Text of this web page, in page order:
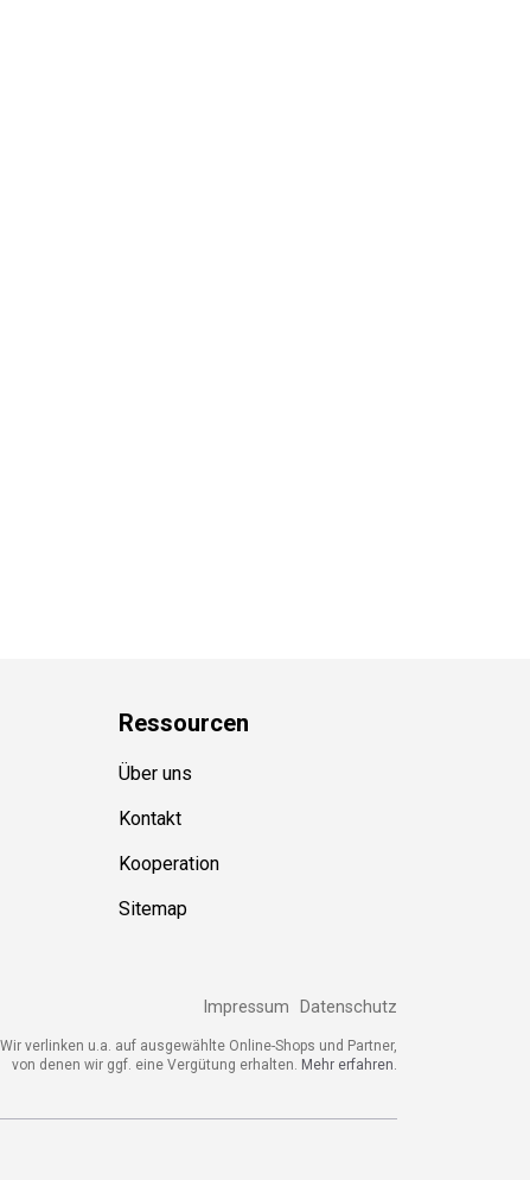
Ressourcen
Über uns
Kontakt
Kooperation
Sitemap
Impressum Datenschutz
verlinken u.a. auf ausgewählte Online-Shops und Partner,
von denen wir ggf. eine Vergütung erhalten.
Mehr erfahren.